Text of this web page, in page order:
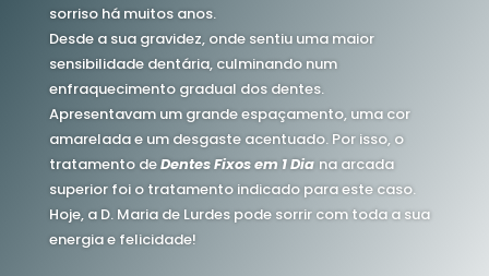
sorriso há muitos anos.
Desde a sua gravidez, onde sentiu uma maior
sensibilidade dentária, culminando num
enfraquecimento gradual dos dentes.
Apresentavam um grande espaçamento, uma cor
amarelada e um desgaste acentuado. Por isso, o
tratamento deDentes Fixos em 1 Dia na arcada
superior foi o tratamento indicado para este caso.
Hoje, a D. Maria de Lurdes pode sorrir com toda a sua
energia e felicidade!